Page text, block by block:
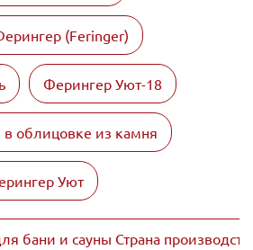
(Feringer)
Ферингер Уют-18
облицовке из камня
Уют
бани и сауны Страна